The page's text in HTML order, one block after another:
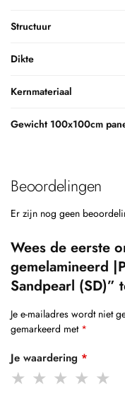
Structuur
Dikte
Kernmateriaal
Gewicht 100x100cm
Beoordelingen
Er zijn nog geen
Wees de eerste
gemelamineerd
Sandpearl (SD)”
Je e-mailadres wordt niet
gemarkeerd met *
Je waardering *